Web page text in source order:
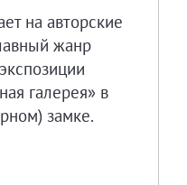
на авторские
жанр
галерея» в
замке.